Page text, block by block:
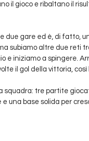
il gioco e ribaltano il
due gare ed è, di fatto,
subiamo altre due reti
e iniziamo a spingere.
il gol della vittoria, così
squadra: tre partite
una base solida per